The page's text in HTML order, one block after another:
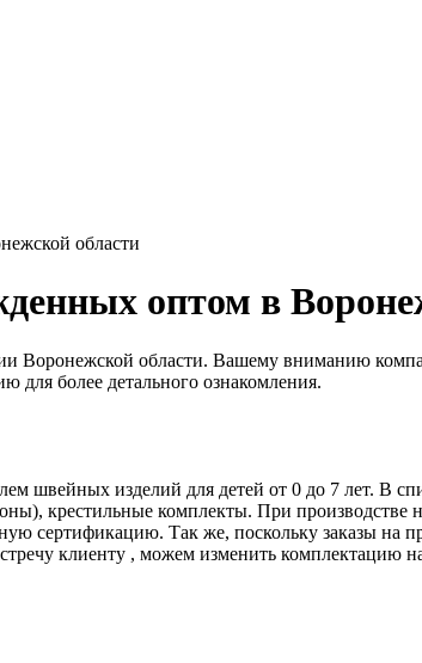
области
оптом в
Воронежской области. Вашему вниманию
для более детального ознакомления.
швейных изделий для детей от 0 до 7 лет. В
крестильные комплекты. При
сертификацию. Так же, поскольку заказы на
клиенту , можем изменить комплектацию